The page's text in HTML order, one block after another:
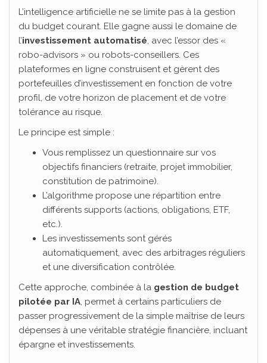
L’intelligence artificielle ne se limite pas à la gestion
du budget courant. Elle gagne aussi le domaine de
l’investissement automatisé, avec l’essor des «
robo-advisors » ou robots-conseillers. Ces
plateformes en ligne construisent et gèrent des
portefeuilles d’investissement en fonction de votre
profil, de votre horizon de placement et de votre
tolérance au risque.
Le principe est simple :
Vous remplissez un questionnaire sur vos
objectifs financiers (retraite, projet immobilier,
constitution de patrimoine).
L’algorithme propose une répartition entre
différents supports (actions, obligations, ETF,
etc.).
Les investissements sont gérés
automatiquement, avec des arbitrages réguliers
et une diversification contrôlée.
Cette approche, combinée à la gestion de budget
pilotée par IA, permet à certains particuliers de
passer progressivement de la simple maîtrise de leurs
dépenses à une véritable stratégie financière, incluant
épargne et investissements.